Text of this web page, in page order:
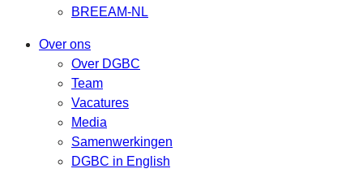
BREEAM-NL
Over ons
Over DGBC
Team
Vacatures
Media
Samenwerkingen
DGBC in English